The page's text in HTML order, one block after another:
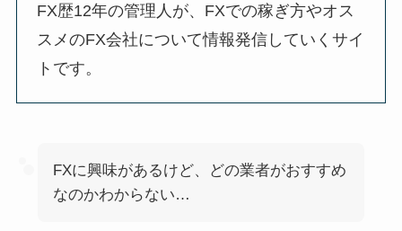
FX歴12年の管理人が、FXでの稼ぎ方やオス
スメのFX会社について情報発信していくサイ
トです。
FXに興味があるけど、どの業者がおすすめ
なのかわからない…